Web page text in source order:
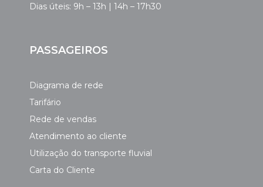
Dias úteis: 9h – 13h | 14h – 17h30
PASSAGEIROS
Diagrama de rede
Tarifário
Rede de vendas
Atendimento ao cliente
Utilização do transporte fluvial
Carta do Cliente